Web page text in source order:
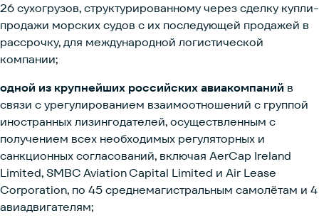
26 сухогрузов, структурированному через сделку купли-
продажи морских судов с их последующей продажей в
рассрочку, для международной логистической
компании;
одной из крупнейших российских авиакомпаний в
связи с урегулированием взаимоотношений с группой
иностранных лизингодателей, осуществленным с
получением всех необходимых регуляторных и
санкционных согласований, включая AerCap Ireland
Limited, SMBC Aviation Capital Limited и Air Lease
Corporation, по 45 среднемагистральным самолётам и 4
авиадвигателям;